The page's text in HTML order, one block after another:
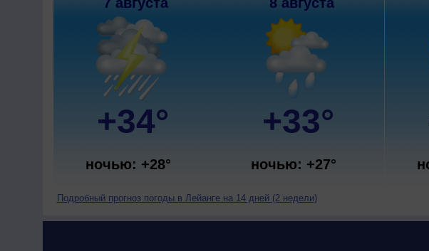
+34°
ночью: +28°
+33°
ночью: +27°
Подробный прогноз погоды в Лейанге на 14 дней (2 недели)